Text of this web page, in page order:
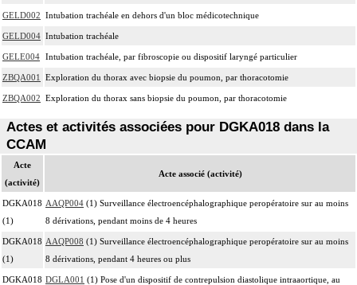
GELD002 Intubation trachéale en dehors d'un bloc médicotechnique
GELD004 Intubation trachéale
GELE004 Intubation trachéale, par fibroscopie ou dispositif laryngé particulier
ZBQA001 Exploration du thorax avec biopsie du poumon, par thoracotomie
ZBQA002 Exploration du thorax sans biopsie du poumon, par thoracotomie
Actes et activités associées pour DGKA018 dans la
CCAM
Acte
(activité)
Acte associé (activité)
DGKA018
(1)
AAQP004 (1) Surveillance électroencéphalographique peropératoire sur au moins
8 dérivations, pendant moins de 4 heures
DGKA018
(1)
AAQP008 (1) Surveillance électroencéphalographique peropératoire sur au moins
8 dérivations, pendant 4 heures ou plus
DGKA018 DGLA001 (1) Pose d'un dispositif de contrepulsion diastolique intraaortique, au